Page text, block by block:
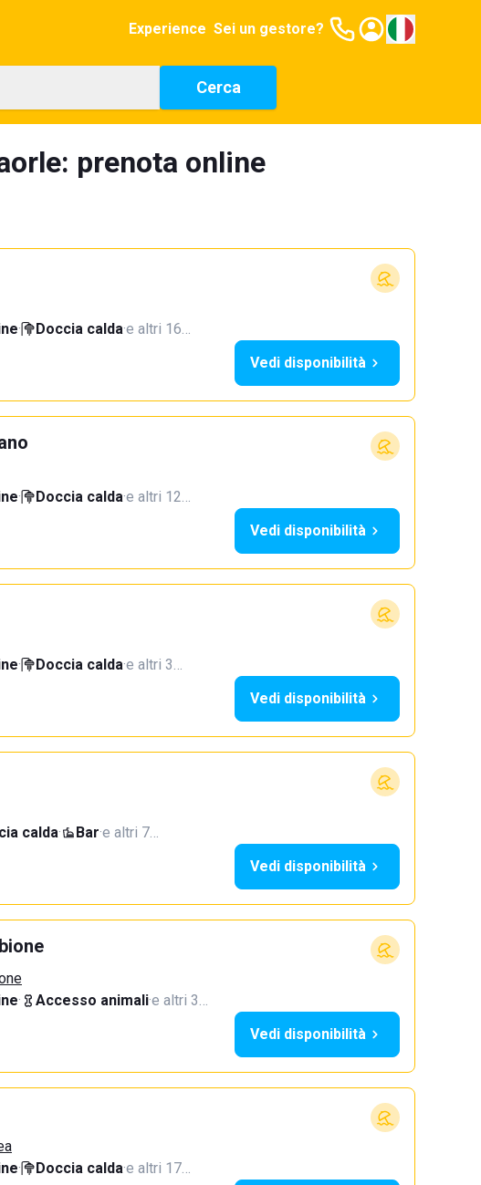
Experience Sei un gestore?
Cerca
prenota online
· Doccia calda·e altri 16…
Vedi disponibilità
· Doccia calda·e altri 12…
Vedi disponibilità
· Doccia calda·e altri 3…
Vedi disponibilità
calda· Bar·e altri 7…
Vedi disponibilità
· Accesso animali·e altri 3…
Vedi disponibilità
· Doccia calda·e altri 17…